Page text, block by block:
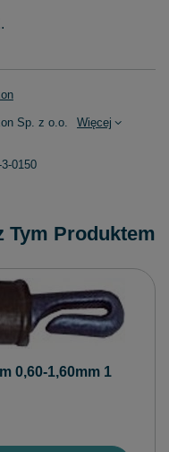
.
Sp. z o.o. Więcej
0150
Tym Produktem
0,60-1,60mm 1